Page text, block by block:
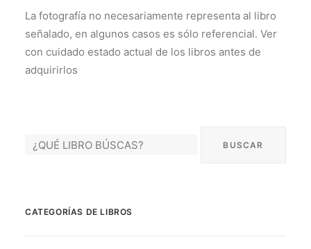
La fotografía no necesariamente representa al libro
señalado, en algunos casos es sólo referencial. Ver
con cuidado estado actual de los libros antes de
adquirirlos
CATEGORÍAS DE LIBROS